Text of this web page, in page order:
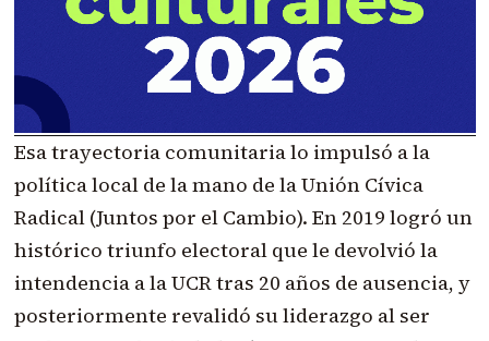
Esa trayectoria comunitaria lo impulsó a la
política local de la mano de la Unión Cívica
Radical (Juntos por el Cambio). En 2019 logró un
histórico triunfo electoral que le devolvió la
intendencia a la UCR tras 20 años de ausencia, y
posteriormente revalidó su liderazgo al ser